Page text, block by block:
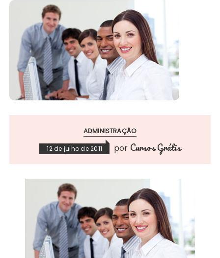
ADMINISTRAÇÃO
12 de julho de 2011 por Cursos Grátis